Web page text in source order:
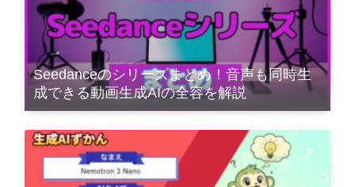
Seedanceのシリーズまとめ！音声も同時生
成できる動画生成AIの全容を解説